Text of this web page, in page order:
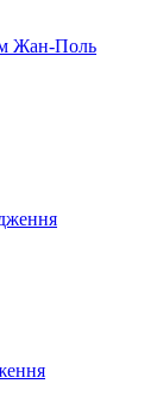
Жан-Поль